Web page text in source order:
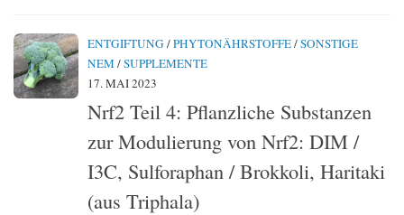
ENTGIFTUNG /PHYTONÄHRSTOFFE/SONSTIGE
NEM /SUPPLEMENTE
17. MAI 2023
Nrf2 Teil 4: Pflanzliche Substanzen
zur Modulierung von Nrf2: DIM /
I3C, Sulforaphan / Brokkoli, Haritaki
(aus Triphala)